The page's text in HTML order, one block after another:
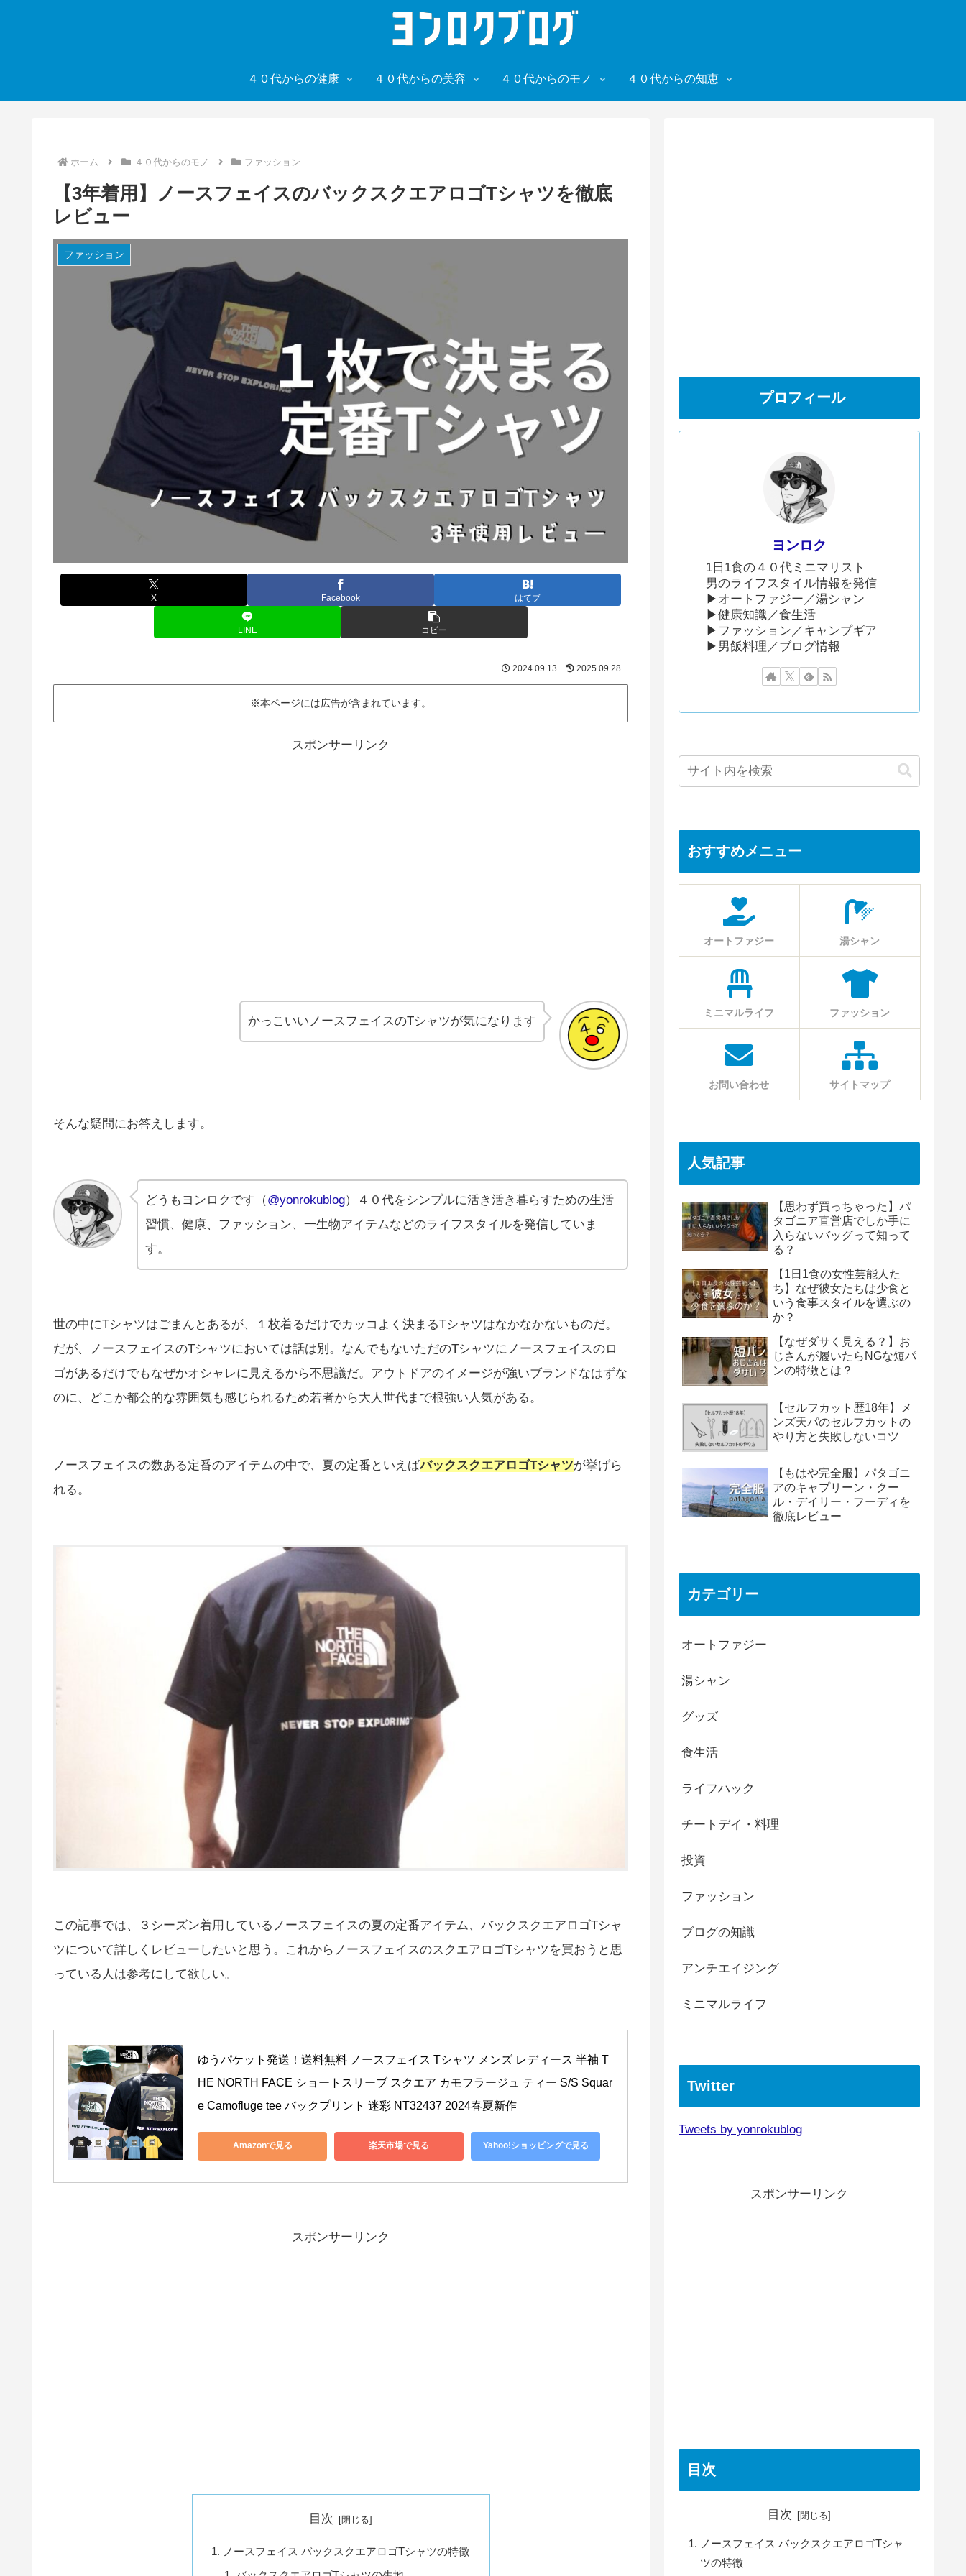
４０代からの健康 ４０代からの美容 ４０代からのモノ ４０代からの知恵
ホーム ４０代からのモノ ファッション
【3年着用】ノースフェイスのバックスクエアロゴTシャツを徹底
レビュー
ファッション
X Facebook はてブ
LINE コピー
2024.09.13 2025.09.28
※本ページには広告が含まれています。
スポンサーリンク
かっこいいノースフェイスのTシャツが気になります
そんな疑問にお答えします。
どうもヨンロクです（@yonrokublog）４０代をシンプルに活き活き暮らすための生活
習慣、健康、ファッション、一生物アイテムなどのライフスタイルを発信していま
す。
世の中にTシャツはごまんとあるが、１枚着るだけでカッコよく決まるTシャツはなかなかないものだ。
だが、ノースフェイスのTシャツにおいては話は別。なんでもないただのTシャツにノースフェイスのロ
ゴがあるだけでもなぜかオシャレに見えるから不思議だ。アウトドアのイメージが強いブランドなはずな
のに、どこか都会的な雰囲気も感じられるため若者から大人世代まで根強い人気がある。
ノースフェイスの数ある定番のアイテムの中で、夏の定番といえばバックスクエアロゴTシャツが挙げら
れる。
この記事では、３シーズン着用しているノースフェイスの夏の定番アイテム、バックスクエアロゴTシャ
ツについて詳しくレビューしたいと思う。これからノースフェイスのスクエアロゴTシャツを買おうと思
っている人は参考にして欲しい。
ゆうパケット発送！送料無料 ノースフェイス Tシャツ メンズ レディース 半袖 T
HE NORTH FACE ショートスリーブ スクエア カモフラージュ ティー S/S Squar
e Camofluge tee バックプリント 迷彩 NT32437 2024春夏新作
Amazonで見る 楽天市場で見る Yahoo!ショッピングで見る
スポンサーリンク
目次
ノースフェイス バックスクエアロゴTシャツの特徴
プロフィール
ヨンロク
1日1食の４０代ミニマリスト
男のライフスタイル情報を発信
▶︎オートファジー／湯シャン
▶︎健康知識／食生活
▶︎ファッション／キャンプギア
▶︎男飯料理／ブログ情報
おすすめメニュー
オートファジー 湯シャン
ミニマルライフ ファッション
お問い合わせ サイトマップ
人気記事
【思わず買っちゃった】パ
タゴニア直営店でしか手に
入らないバッグって知って
る？
【1日1食の女性芸能人た
ち】なぜ彼女たちは少食と
いう食事スタイルを選ぶの
か？
【なぜダサく見える？】お
じさんが履いたらNGな短パ
ンの特徴とは？
【セルフカット歴18年】メ
ンズ天パのセルフカットの
やり方と失敗しないコツ
【もはや完全服】パタゴニ
アのキャプリーン・クー
ル・デイリー・フーディを
徹底レビュー
カテゴリー
オートファジー
湯シャン
グッズ
食生活
ライフハック
チートデイ・料理
投資
ファッション
ブログの知識
アンチエイジング
ミニマルライフ
Twitter
Tweets by yonrokublog
スポンサーリンク
目次
目次
ノースフェイス バックスクエアロゴTシャ
ツの特徴